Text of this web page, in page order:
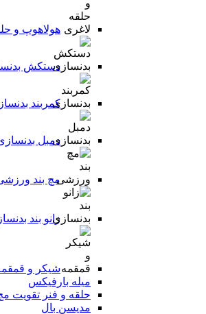
هولاهوپ و
دستکش
کمربند
دمبل
مچ بند
زانو بند
شیکر و
میله بارفیکس
حلقه و فنر تقویت
مدیسن بال